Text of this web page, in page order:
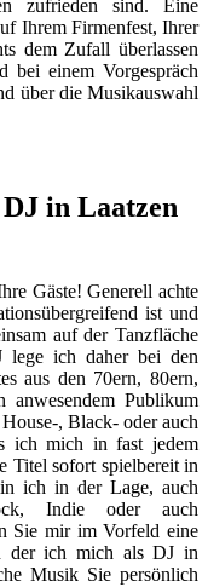
zufrieden sind. Eine
Ihrem Firmenfest, Ihrer
dem Zufall überlassen
bei einem Vorgespräch
über die Musikauswahl
in Laatzen
Gäste! Generell achte
ist und
auf der Tanzfläche
lege ich daher bei den
aus den 70ern, 80ern,
anwesendem Publikum
, Black- oder auch
ich mich in fast jedem
Titel sofort spielbereit in
ich in der Lage, auch
Indie oder auch
Sie mir im Vorfeld eine
der ich mich als DJ in
Musik Sie persönlich